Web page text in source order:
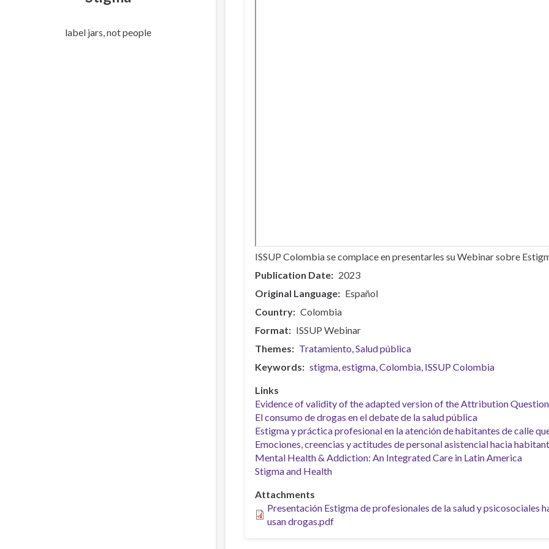
label jars, not people
ISSUP Colombia se complace en presentarles su Webinar sobre
Publication Date
2023
Original Language
Español
Country
Colombia
Format
ISSUP Webinar
Themes
Tratamiento Salud pública
Keywords
stigma estigma Colombia ISSUP Colombia
Links
Evidence of validity of the adapted version of the Attribution
El consumo de drogas en el debate de la salud pública
Estigma y práctica profesional en la atención de habitantes de calle
Emociones, creencias y actitudes de personal asistencial hacia
Mental Health & Addiction: An Integrated Care in Latin America
Stigma and Health
Attachments
Presentación Estigma de profesionales de la salud y psicosociales
usan drogas.pdf